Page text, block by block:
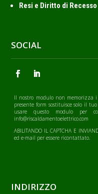
Resi e Diritto di Recesso
SOCIAL
Il nostro modulo non memorizza
presente form sostituisce solo il
usare questo modulo per
info@riscaldamentoelettrico.com
ABILITANDO IL CAPTCHA E
ed e-mail per essere ricontattato.
INDIRIZZO